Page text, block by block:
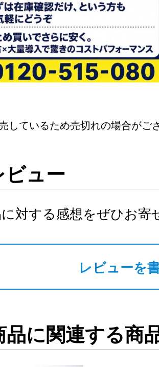
しているため売切れの場合がご
ビュー
対する感想をぜひお寄
レビューを
品に関連する商